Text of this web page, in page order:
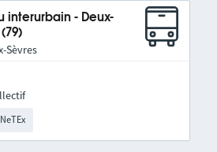
interurbain - Deux-
Sèvres
NeTEx